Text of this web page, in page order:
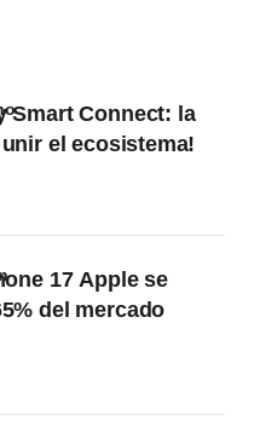
Smart Connect: la
el ecosistema!
17 Apple se
del mercado